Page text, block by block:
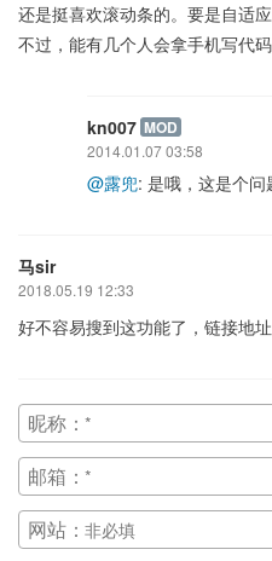
还是挺喜欢滚动条的。要是自适
不过，能有几个人会拿手机写代
kn007 MOD
2014.01.07 03:58
@露兜: 是哦，这是个问
马sir
2018.05.19 12:33
好不容易搜到这功能了，链接地
昵称：
邮箱：
网站：